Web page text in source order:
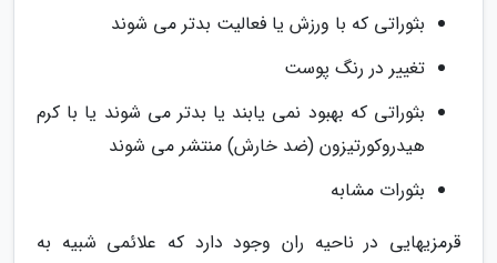
بثوراتی که با ورزش یا فعالیت بدتر می شوند
تغییر در رنگ پوست
بثوراتی که بهبود نمی یابند یا بدتر می شوند یا با کرم
هیدروکورتیزون (ضد خارش) منتشر می شوند
بثورات مشابه
قرمزیهایی در ناحیه ران وجود دارد که علائمی شبیه به